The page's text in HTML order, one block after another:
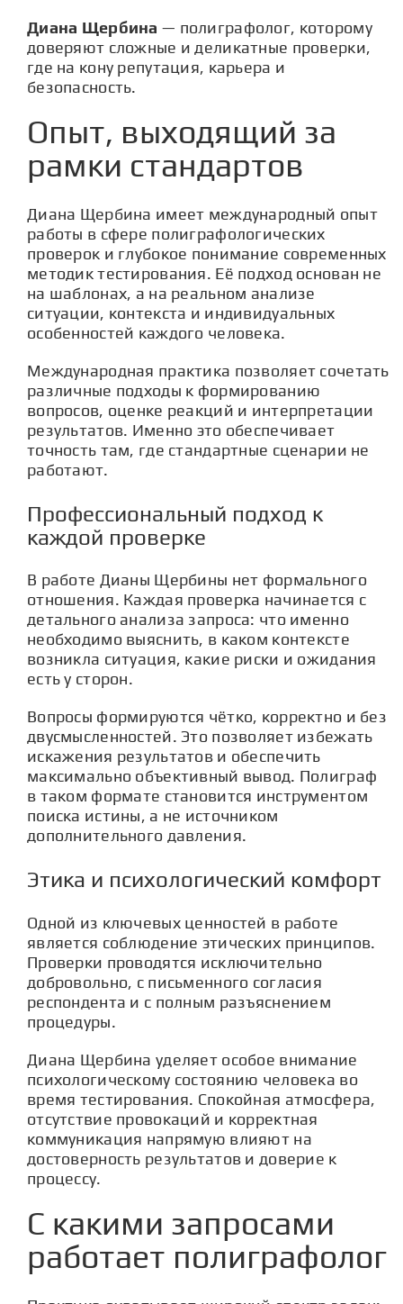
Диана Щербина — полиграфолог, которому
доверяют сложные и деликатные проверки,
где на кону репутация, карьера и
безопасность.
Опыт, выходящий за
рамки стандартов
Диана Щербина имеет международный опыт
работы в сфере полиграфологических
проверок и глубокое понимание современных
методик тестирования. Её подход основан не
на шаблонах, а на реальном анализе
ситуации, контекста и индивидуальных
особенностей каждого человека.
Международная практика позволяет сочетать
различные подходы к формированию
вопросов, оценке реакций и интерпретации
результатов. Именно это обеспечивает
точность там, где стандартные сценарии не
работают.
Профессиональный подход к
каждой проверке
В работе Дианы Щербины нет формального
отношения. Каждая проверка начинается с
детального анализа запроса: что именно
необходимо выяснить, в каком контексте
возникла ситуация, какие риски и ожидания
есть у сторон.
Вопросы формируются чётко, корректно и без
двусмысленностей. Это позволяет избежать
искажения результатов и обеспечить
максимально объективный вывод. Полиграф
в таком формате становится инструментом
поиска истины, а не источником
дополнительного давления.
Этика и психологический комфорт
Одной из ключевых ценностей в работе
является соблюдение этических принципов.
Проверки проводятся исключительно
добровольно, с письменного согласия
респондента и с полным разъяснением
процедуры.
Диана Щербина уделяет особое внимание
психологическому состоянию человека во
время тестирования. Спокойная атмосфера,
отсутствие провокаций и корректная
коммуникация напрямую влияют на
достоверность результатов и доверие к
процессу.
С какими запросами
работает полиграфолог